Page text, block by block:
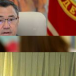
КАГАН»
АЛДЫНДА
07.08.2026
ПРЕЗИДЕНТ
МЕНЕН